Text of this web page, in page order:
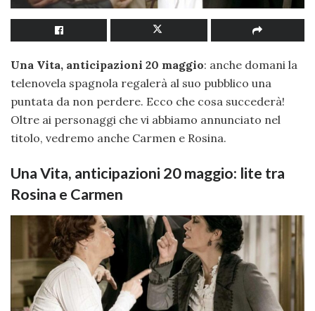
Una Vita, anticipazioni 20 maggio: anche domani la
telenovela spagnola regalerà al suo pubblico una
puntata da non perdere. Ecco che cosa succederà!
Oltre ai personaggi che vi abbiamo annunciato nel
titolo, vedremo anche Carmen e Rosina.
Una Vita, anticipazioni 20 maggio: lite tra
Rosina e Carmen